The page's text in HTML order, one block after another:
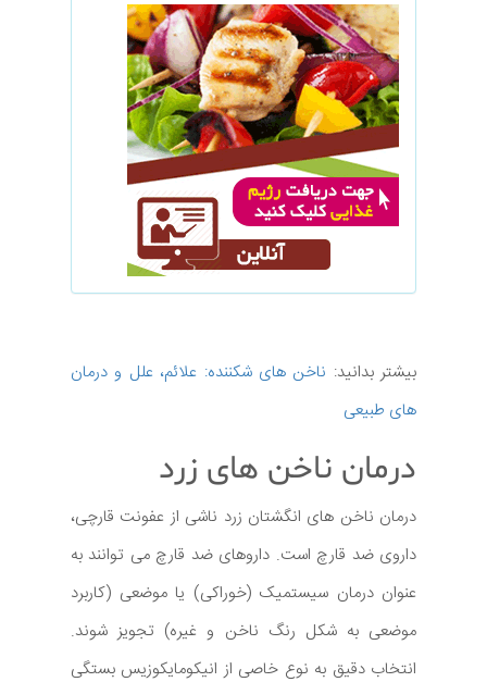
بیشتر بدانید: ناخن های شکننده: علائم، علل و درمان
های طبیعی
درمان ناخن های زرد
درمان ناخن های انگشتان زرد ناشی از عفونت قارچی،
داروی ضد قارچ است. داروهای ضد قارچ می توانند به
عنوان درمان سیستمیک (خوراکی) یا موضعی (کاربرد
موضعی به شکل رنگ ناخن و غیره) تجویز شوند.
انتخاب دقیق به نوع خاصی از انیکومایکوزیس بستگی